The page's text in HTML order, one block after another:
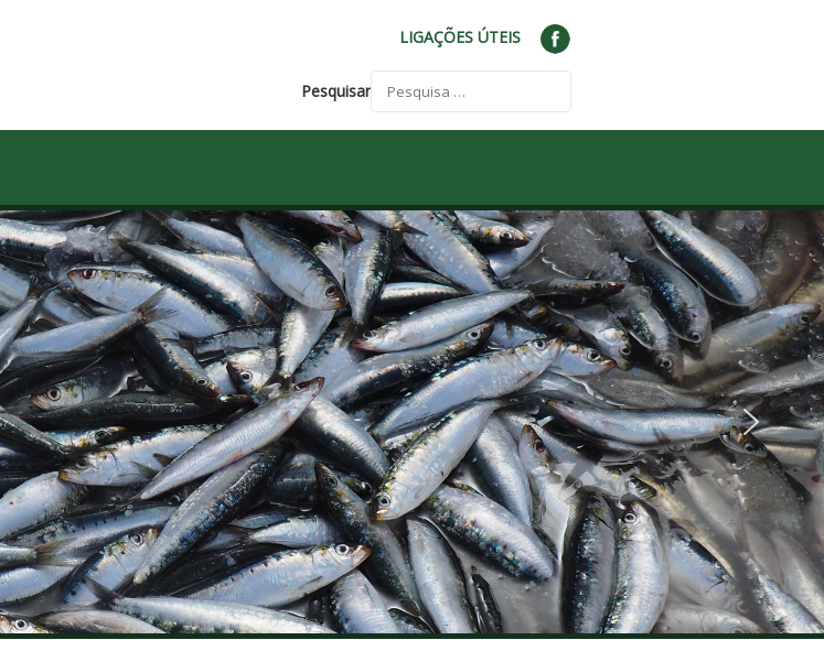
LIGAÇÕES ÚTEIS
Pesquisar